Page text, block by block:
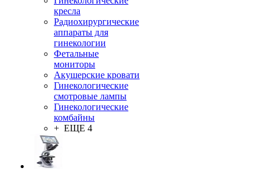
кресла
Радиохирургические
аппараты для
гинекологии
Фетальные
мониторы
Акушерские кровати
Гинекологические
смотровые лампы
Гинекологические
комбайны
+ ЕЩЕ 4